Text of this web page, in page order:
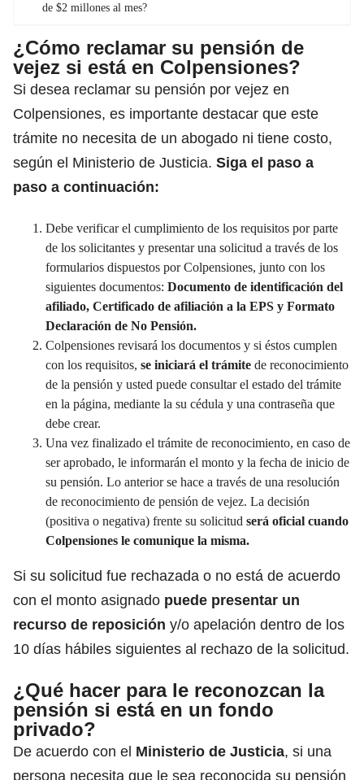
de $2 millones al mes?
¿Cómo reclamar su pensión de
vejez si está en Colpensiones?
Si desea reclamar su pensión por vejez en
Colpensiones, es importante destacar que este
trámite no necesita de un abogado ni tiene costo,
según el Ministerio de Justicia. Siga el paso a
paso a continuación:
Debe verificar el cumplimiento de los requisitos por parte
de los solicitantes y presentar una solicitud a través de los
formularios dispuestos por Colpensiones, junto con los
siguientes documentos: Documento de identificación del
afiliado, Certificado de afiliación a la EPS y Formato
Declaración de No Pensión.
Colpensiones revisará los documentos y si éstos cumplen
con los requisitos, se iniciará el trámite de reconocimiento
de la pensión y usted puede consultar el estado del trámite
en la página, mediante la su cédula y una contraseña que
debe crear.
Una vez finalizado el trámite de reconocimiento, en caso de
ser aprobado, le informarán el monto y la fecha de inicio de
su pensión. Lo anterior se hace a través de una resolución
de reconocimiento de pensión de vejez. La decisión
(positiva o negativa) frente su solicitud será oficial cuando
Colpensiones le comunique la misma.
Si su solicitud fue rechazada o no está de acuerdo
con el monto asignado puede presentar un
recurso de reposición y/o apelación dentro de los
10 días hábiles siguientes al rechazo de la solicitud.
¿Qué hacer para le reconozcan la
pensión si está en un fondo
privado?
De acuerdo con el Ministerio de Justicia, si una
persona necesita que le sea reconocida su pensión